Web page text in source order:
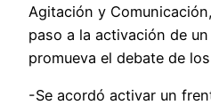
Agitación y
paso a la activación de
promueva el debate de
-Se acordó activar un